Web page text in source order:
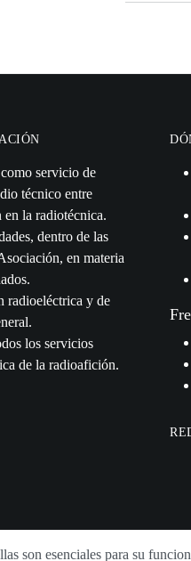
servicio de
técnico entre
en la radiotécnica.
dentro de las
en materia
radioeléctrica y de
los servicios
de la radioafición.
son esenciales para su